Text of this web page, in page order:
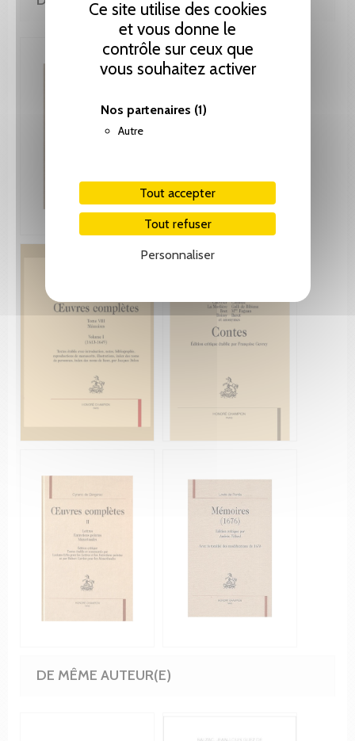
Ce site utilise des cookies
et vous donne le
contrôle sur ceux que
vous souhaitez activer
Nos partenaires (1)
Autre
Tout accepter
Tout refuser
Personnaliser
DE MÊME AUTEUR(E)